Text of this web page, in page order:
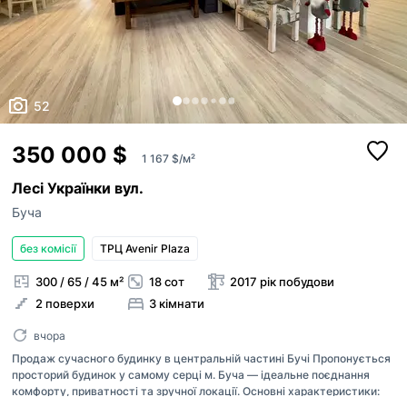
52
350 000 $ 1 167 $/м²
Лесі Українки вул.
Буча
без комісії ТРЦ Avenir Plaza
300 / 65 / 45 м²
2 поверхи
18 сот
3 кімнати
2017 рік побудови
вчора
Продаж сучасного будинку в центральній частині Бучі Пропонується
просторий будинок у самому серці м. Буча — ідеальне поєднання
комфорту, приватності та зручної локації. Основні характеристики: